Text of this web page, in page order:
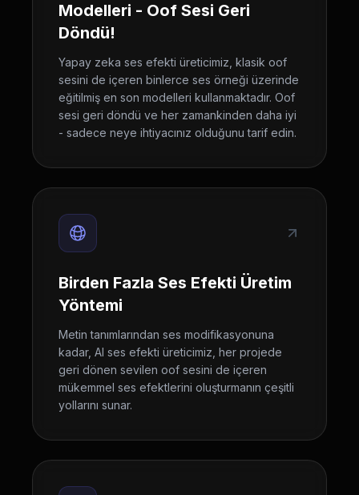
Modelleri - Oof Sesi Geri
Döndü!
Yapay zeka ses efekti üreticimiz, klasik oof
sesini de içeren binlerce ses örneği üzerinde
eğitilmiş en son modelleri kullanmaktadır. Oof
sesi geri döndü ve her zamankinden daha iyi
- sadece neye ihtiyacınız olduğunu tarif edin.
Birden Fazla Ses Efekti Üretim
Yöntemi
Metin tanımlarından ses modifikasyonuna
kadar, AI ses efekti üreticimiz, her projede
geri dönen sevilen oof sesini de içeren
mükemmel ses efektlerini oluşturmanın çeşitli
yollarını sunar.